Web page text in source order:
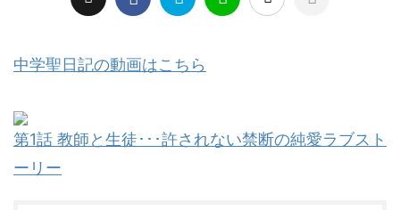
中学聖日記の動画はこちら
第1話 教師と生徒･･･許されない禁断の純愛ラブスト
ーリー